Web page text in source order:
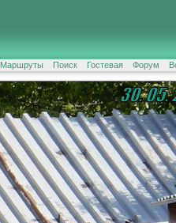
Маршруты Поиск Гостевая Форум